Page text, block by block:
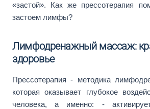
«застой». Как же прессотерапия
застоем лимфы?
Лимфодренажный массаж:
здоровье
Прессотерапия - методика
которая оказывает глубокое
человека, а именно: -